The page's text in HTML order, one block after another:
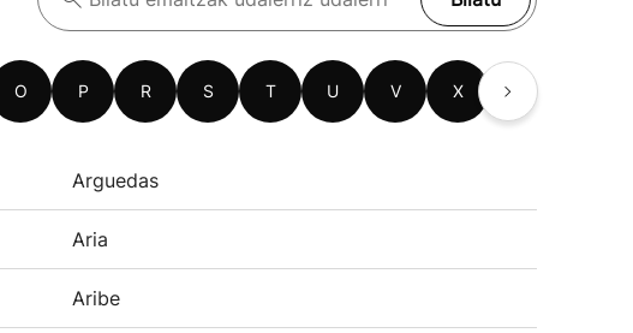
O P R S T U V X
Arguedas
Aria
Aribe